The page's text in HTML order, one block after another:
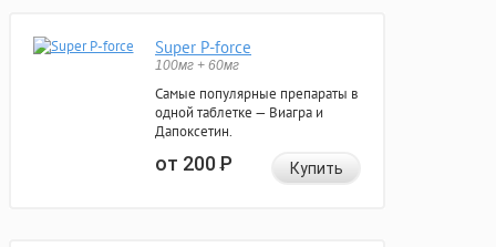
Super P-force
100мг + 60мг
Самые популярные препараты в
одной таблетке — Виагра и
Дапоксетин.
от 200Р Купить